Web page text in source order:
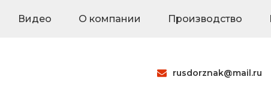
Видео О компании Производство
rusdorznak@mail.ru